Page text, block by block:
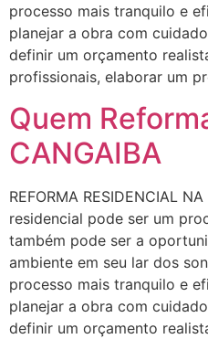
processo mais tranquilo e
planejar a obra com
definir um orçamento
profissionais, elaborar um
Quem
CANGAIBA
REFORMA RESIDENCIAL
residencial pode ser um
também pode ser a
ambiente em seu lar dos
processo mais tranquilo e
planejar a obra com
definir um orçamento